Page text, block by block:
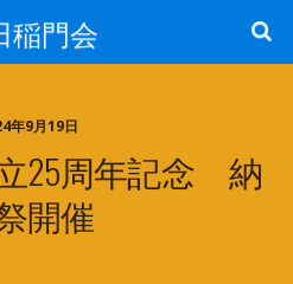
稲門会
年9月19日
25周年記念 納
開催